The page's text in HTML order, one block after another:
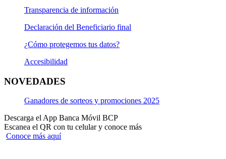
Transparencia de información
Declaración del Beneficiario final
¿Cómo protegemos tus datos?
Accesibilidad
NOVEDADES
Ganadores de sorteos y promociones 2025
Descarga el App Banca Móvil BCP
Escanea el QR con tu celular y conoce más
Conoce más aquí